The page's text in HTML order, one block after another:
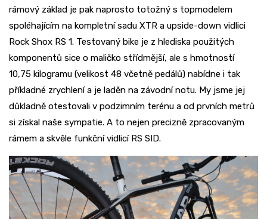
rámový základ je pak naprosto totožný s topmodelem
spoléhajícím na kompletní sadu XTR a upside-down vidlici
Rock Shox RS 1. Testovaný bike je z hlediska použitých
komponentů sice o maličko střídmější, ale s hmotností
10,75 kilogramu (velikost 48 včetně pedálů) nabídne i tak
příkladné zrychlení a je laděn na závodní notu. My jsme jej
důkladně otestovali v podzimním terénu a od prvních metrů
si získal naše sympatie. A to nejen precizně zpracovaným
rámem a skvěle funkční vidlicí RS SID.